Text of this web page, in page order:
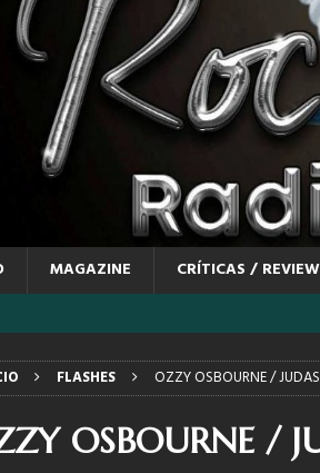
MAGAZINE CRÍTICAS /
FLASHES OZZY OSBOURNE /
OSBOURNE /